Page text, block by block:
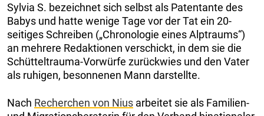
Sylvia S. bezeichnet sich selbst als Patentante des
Babys und hatte wenige Tage vor der Tat ein 20-
seitiges Schreiben („Chronologie eines Alptraums“)
an mehrere Redaktionen verschickt, in dem sie die
Schütteltrauma-Vorwürfe zurückwies und den Vater
als ruhigen, besonnenen Mann darstellte.
Nach Recherchen von Nius arbeitet sie als Familien-